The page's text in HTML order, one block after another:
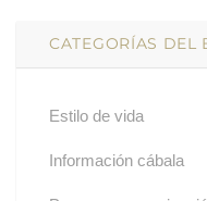
CATEGORÍAS DEL
Estilo de vida
Información cábala